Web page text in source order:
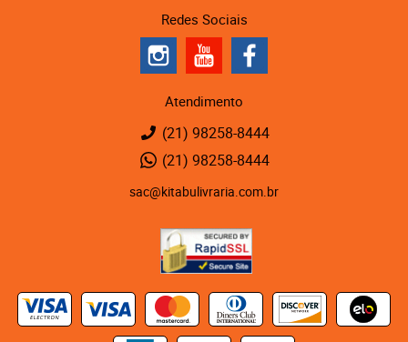
Redes Sociais
Atendimento
(21) 98258-8444
(21) 98258-8444
sac@kitabulivraria.com.br